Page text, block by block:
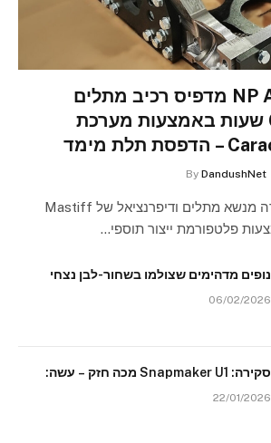
NP Aerospace 3D מדפיס רכיב מתלים
מסטיף תוך 60 שעות באמצעות מערכת
By DandushNet
NP Aerospace ייצרה מנשא מתלים ודיפרנציאל של Mastiff
נופים מדהימים שצולמו בשחור-לבן נצחי
06/02/2026
סקירה: Snapmaker U1 מכה חזק – עשה:
22/01/2026